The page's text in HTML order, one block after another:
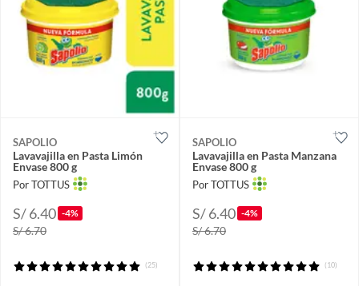
SAPOLIO
Lavavajilla en Pasta Limón
Envase 800 g
Por TOTTUS
S/ 6.40 -4%
S/ 6.70
(25)
SAPOLIO
Lavavajilla en Pasta Manzana
Envase 800 g
Por TOTTUS
S/ 6.40 -4%
S/ 6.70
(10)